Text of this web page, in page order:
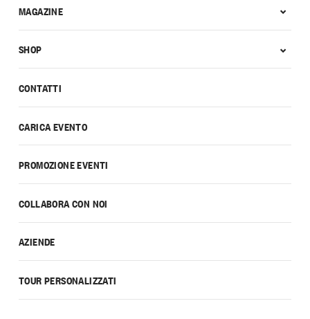
CONTATTI
CARICA EVENTO
PROMOZIONE EVENTI
COLLABORA CON NOI
AZIENDE
TOUR PERSONALIZZATI
MAGAZINE
SHOP